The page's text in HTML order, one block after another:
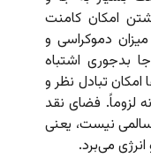
امکان کامنت
دموکراسی و
بدجوری اشتباه
تبادل نظر و
لزوماً. فضای نقد
نیست، یعنی
می‌برد.